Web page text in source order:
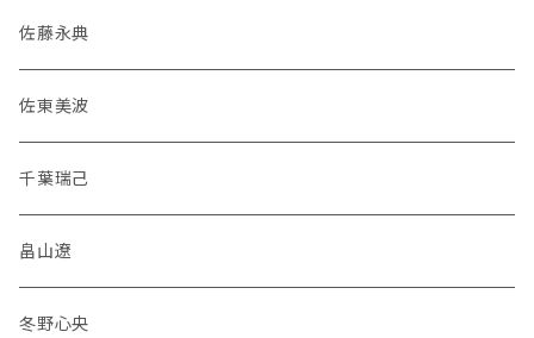
佐藤永典
佐東美波
千葉瑞己
畠山遼
冬野心央